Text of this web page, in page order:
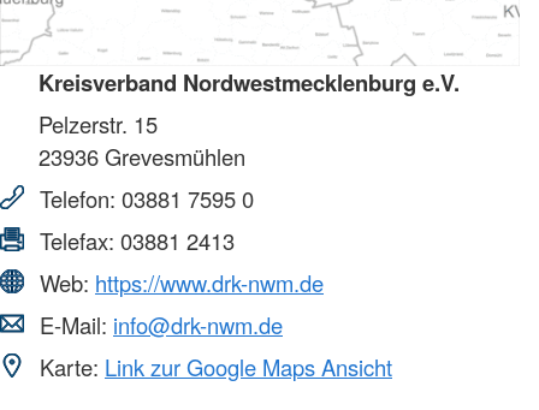
Kreisverband Nordwestmecklenburg e.V.
Pelzerstr. 15
23936Grevesmühlen
Telefon: 03881 7595 0
Telefax: 03881 2413
Web: https://www.drk-nwm.de
E-Mail: info@drk-nwm.de
Karte: Link zur Google Maps Ansicht